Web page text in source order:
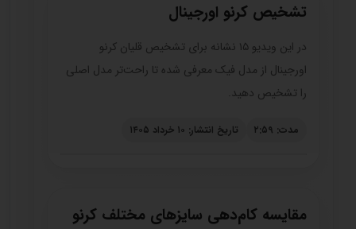
تشخیص کرنو اورجینال
در این ویدیو ۱۵ نشانه برای تشخیص قلیان کرنو
اورجینال از مدل فیک معرفی شده تا راحت‌تر مدل اصلی
را تشخیص دهید.
مدت: ۲:۵۹ تاریخ انتشار: ۱۰ خرداد ۱۴۰۵
مقایسه کام‌دهی سایزهای مختلف کرنو